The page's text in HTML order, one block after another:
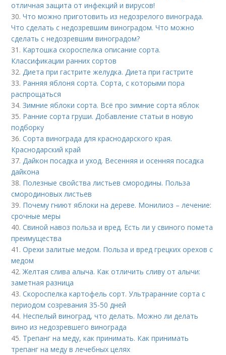
отличная защита от инфекций и вирусов!
30.Что можно приготовить из недозрелого винограда.
Что сделать с недозревшим виноградом. Что можно
сделать с недозревшим виноградом?
31. Картошка скороспелка описание сорта.
Классификации ранних сортов
32.Диета при гастрите желудка. Диета при гастрите
33. Ранняя яблоня сорта. Сорта, с которыми пора
распрощаться
34.Зимние яблоки сорта. Всё про зимние сорта яблок
35. Ранние сорта груши. Добавление статьи в новую
подборку
36.Сорта винограда для краснодарского края.
Краснодарский край
37.Дайкон посадка и уход. Весенняя и осенняя посадка
дайкона
38. Полезные свойства листьев смородины. Польза
смородиновых листьев
39. Почему гниют яблоки на дереве. Монилиоз – лечение:
срочные меры
40.Свиной навоз польза и вред. Есть ли у свиного помета
преимущества
41.Орехи залитые медом. Польза и вред грецких орехов с
медом
42.Желтая слива алыча. Как отличить сливу от алычи:
заметная разница
43.Скороспелка картофель сорт. Ультраранние сорта с
периодом созревания 35-50 дней
44. Неспелый виноград, что делать. Можно ли делать
вино из недозревшего винограда
45. Трепанг на меду, как принимать. Как принимать
трепанг на меду в лечебных целях